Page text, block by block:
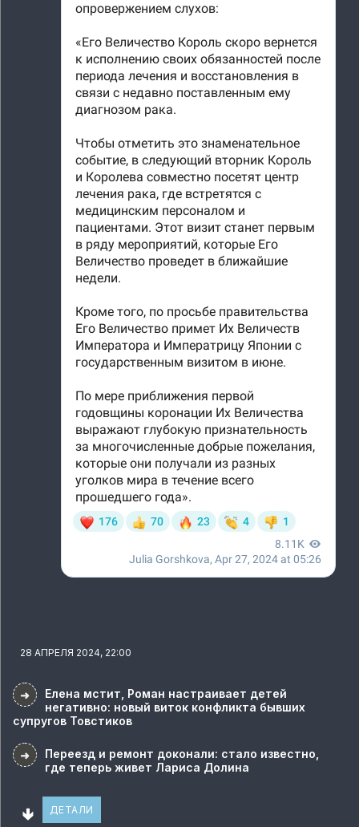
28 АПРЕЛЯ 2024, 22:00
➜
Елена мстит, Роман настраивает детей
негативно: новый виток конфликта бывших
супругов Товстиков
➜
Переезд и ремонт доконали: стало известно,
где теперь живет Лариса Долина
🢃 ДЕТАЛИ